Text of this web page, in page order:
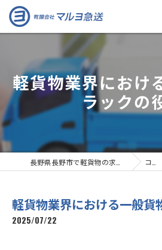
軽貨物業界におけ
ラックの
コラム
軽貨物業界における一般貨
2025/07/22